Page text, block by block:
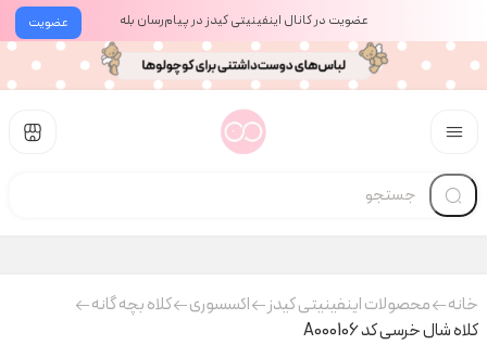
عضویت عضویت در کانال اینفینیتی کیدز در پیام‌رسان بله
خانه محصولات اینفینیتی کیدز اکسسوری
کلاه بچه گانه
کلاه شال خرسی کد A000106